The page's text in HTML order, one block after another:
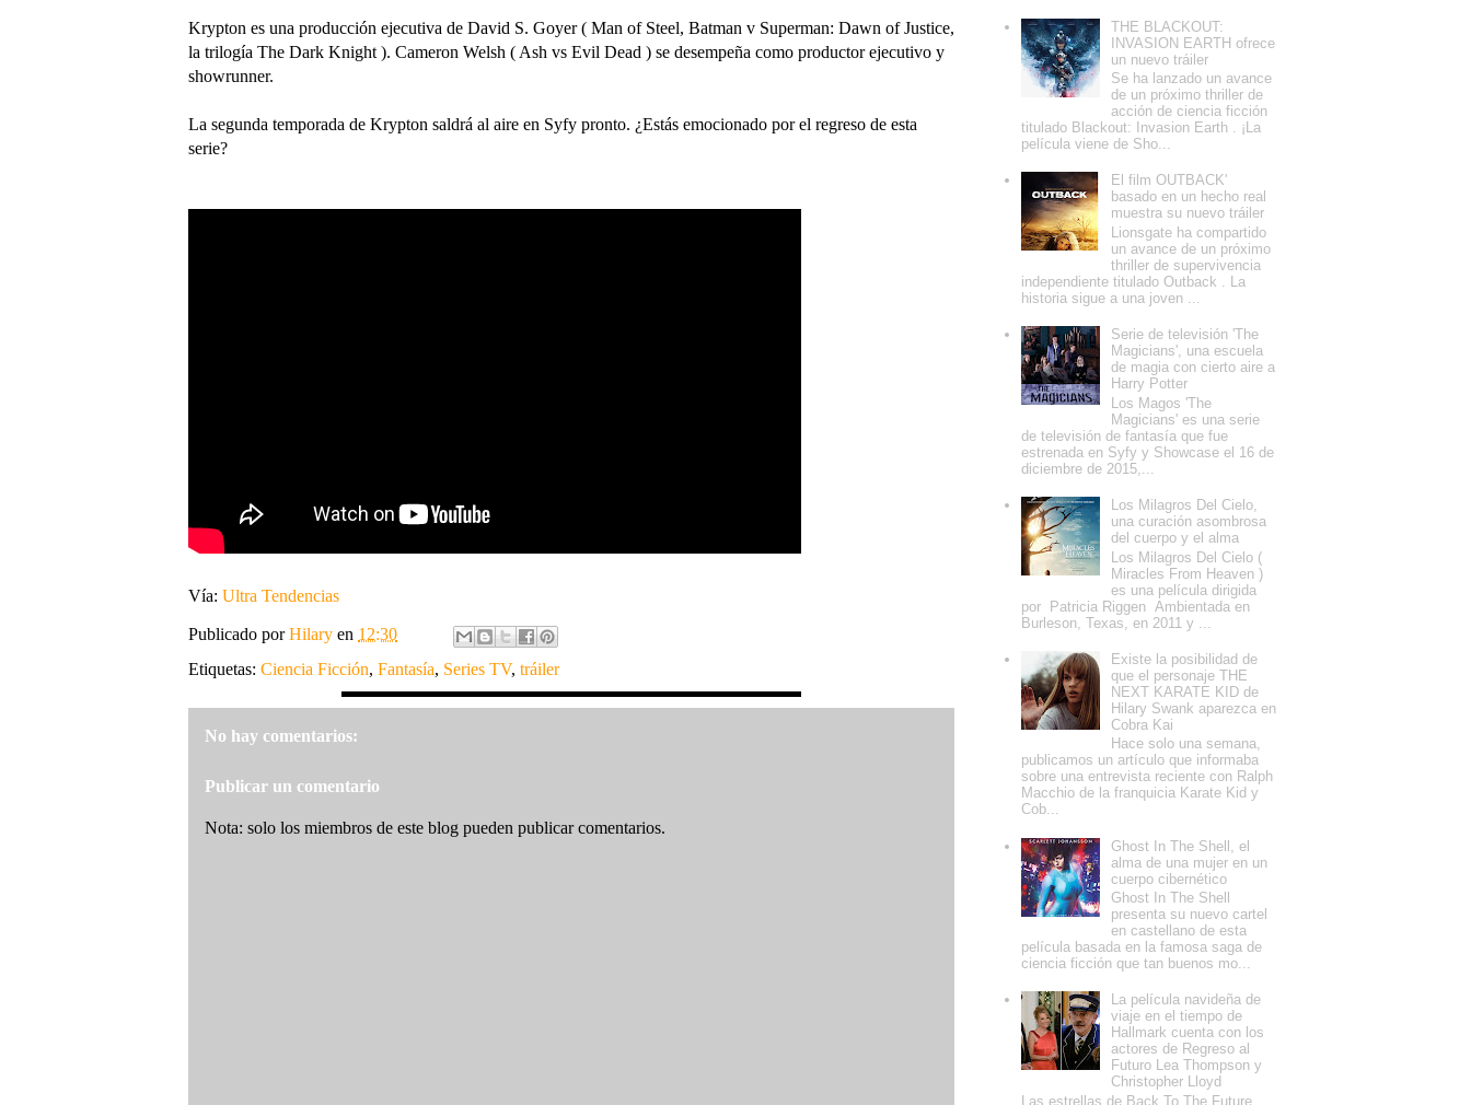
Krypton es una producción ejecutiva de David S. Goyer ( Man of Steel, Batman v Superman: Dawn of Justice,
la trilogía The Dark Knight ). Cameron Welsh ( Ash vs Evil Dead ) se desempeña como productor ejecutivo y
showrunner.
La segunda temporada de Krypton saldrá al aire en Syfy pronto. ¿Estás emocionado por el regreso de esta
serie?
Vía: Ultra Tendencias
Publicado porHilary en 12:30
Etiquetas: Ciencia Ficción, Fantasía, Series TV, tráiler
No hay comentarios:
Publicar un comentario
Nota: solo los miembros de este blog pueden publicar comentarios.
THE BLACKOUT:
INVASION EARTH ofrece
un nuevo tráiler
Se ha lanzado un avance
de un próximo thriller de
acción de ciencia ficción
titulado Blackout: Invasion Earth . ¡La
película viene de Sho...
El film OUTBACK'
basado en un hecho real
muestra su nuevo tráiler
Lionsgate ha compartido
un avance de un próximo
thriller de supervivencia
independiente titulado Outback . La
historia sigue a una joven ...
Serie de televisión 'The
Magicians', una escuela
de magia con cierto aire a
Harry Potter
Los Magos 'The
Magicians' es una serie
de televisión de fantasía que fue
estrenada en Syfy y Showcase el 16 de
diciembre de 2015,...
Los Milagros Del Cielo,
una curación asombrosa
del cuerpo y el alma
Los Milagros Del Cielo (
Miracles From Heaven )
es una película dirigida
por Patricia Riggen Ambientada en
Burleson, Texas, en 2011 y ...
Existe la posibilidad de
que el personaje THE
NEXT KARATE KID de
Hilary Swank aparezca en
Cobra Kai
Hace solo una semana,
publicamos un artículo que informaba
sobre una entrevista reciente con Ralph
Macchio de la franquicia Karate Kid y
Cob...
Ghost In The Shell, el
alma de una mujer en un
cuerpo cibernético
Ghost In The Shell
presenta su nuevo cartel
en castellano de esta
película basada en la famosa saga de
ciencia ficción que tan buenos mo...
La película navideña de
viaje en el tiempo de
Hallmark cuenta con los
actores de Regreso al
Futuro Lea Thompson y
Christopher Lloyd
Las estrellas de Back To The Future